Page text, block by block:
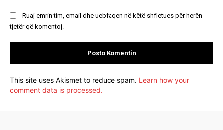
Ruaj emrin tim, email dhe uebfaqen në këtë shfletues për herën
tjetër që komentoj.
This site uses Akismet to reduce spam. Learn how your
comment data is processed.